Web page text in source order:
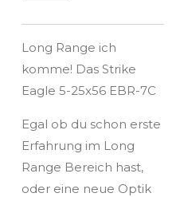
Long Range ich
komme! Das Strike
Eagle 5-25x56 EBR-7C
Egal ob du schon erste
Erfahrung im Long
Range Bereich hast,
oder eine neue Optik